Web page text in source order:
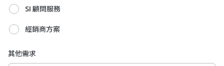
SI 顧問服務
經銷商方案
其他需求